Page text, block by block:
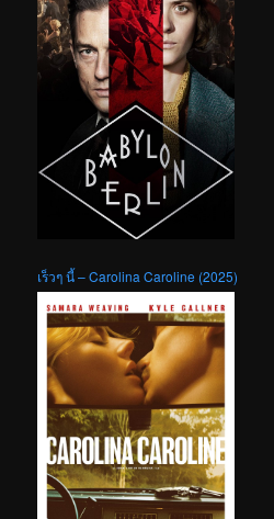
เร็วๆ นี้ – Carolina Caroline (2025)